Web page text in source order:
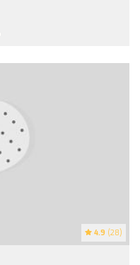
4.9 (28)